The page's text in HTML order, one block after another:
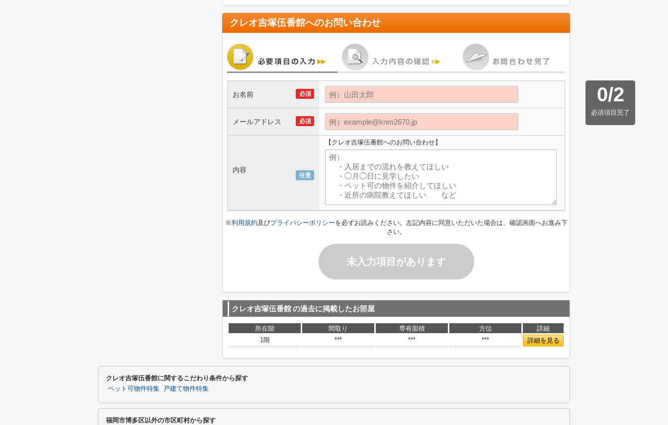
クレオ吉塚伍番館へのお問い合わせ
0/2
必須項目完了
必須
お名前
必須
メールアドレス
任意
内容
【クレオ吉塚伍番館へのお問い合わせ】
※利用規約及びプライバシーポリシーを必ずお読みください。左記内容に同意いただいた場合は、確認画面へお進み下
さい。
未入力項目があります
クレオ吉塚伍番館の過去に掲載したお部屋
所在階 間取り 専有面積 方位
詳細
1階
*** *** *** 詳細を見る
クレオ吉塚伍番館に関するこだわり条件から探す
ペット可物件特集 戸建て物件特集
福岡市博多区以外の市区町村から探す